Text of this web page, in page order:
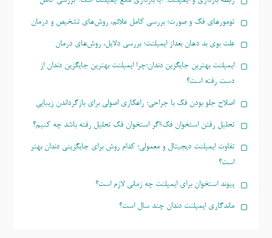
تومورهای فک و صورت؛ بررسی کامل علائم، روش‌های تشخیص و درمان
علت بوی بد دهان بعداز ایمپلنت؛ بررسی دلایل، روش‌های درمان
ایمپلنت بهترین جایگزین دندان؛چرا ایمپلنت بهترین جایگزین دندان از
دست رفته است؟
اصلاح جلو بودن فک با جراحی؛ راهکاری اصولی برای بازگرداندن زیبایی
تحلیل رفتن استخوان فک؛اگر استخوان فک تحلیل رفته باشد چه کنیم؟
تفاوت ایمپلنت دیجیتال و معمولی؛ کدام روش برای جایگزینی دندان بهتر
است؟
پیوند استخوان برای ایمپلنت چه زمانی لازم است؟
ماندگاری ایمپلنت دندان چند سال است؟